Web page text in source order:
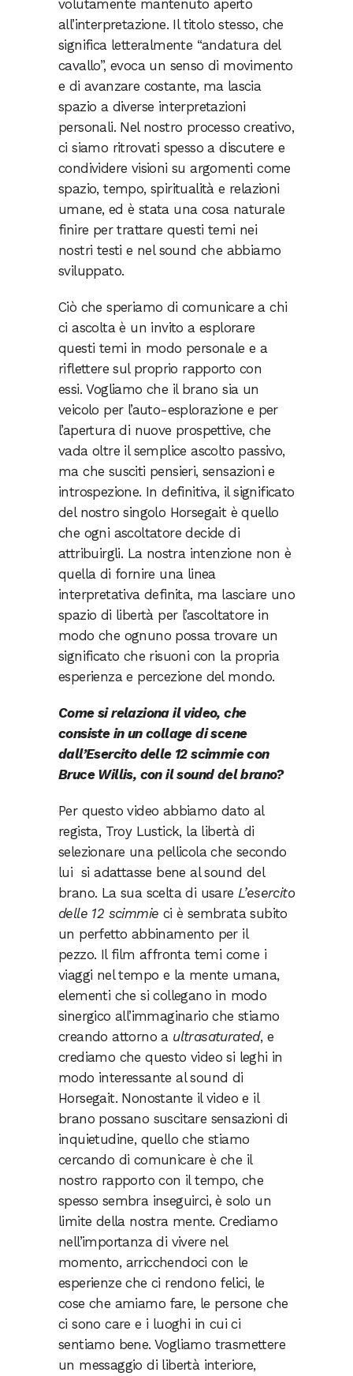
volutamente mantenuto aperto
all’interpretazione. Il titolo stesso, che
significa letteralmente “andatura del
cavallo”, evoca un senso di movimento
e di avanzare costante, ma lascia
spazio a diverse interpretazioni
personali. Nel nostro processo creativo,
ci siamo ritrovati spesso a discutere e
condividere visioni su argomenti come
spazio, tempo, spiritualità e relazioni
umane, ed è stata una cosa naturale
finire per trattare questi temi nei
nostri testi e nel sound che abbiamo
sviluppato.
Ciò che speriamo di comunicare a chi
ci ascolta è un invito a esplorare
questi temi in modo personale e a
riflettere sul proprio rapporto con
essi. Vogliamo che il brano sia un
veicolo per l’auto-esplorazione e per
l’apertura di nuove prospettive, che
vada oltre il semplice ascolto passivo,
ma che susciti pensieri, sensazioni e
introspezione. In definitiva, il significato
del nostro singolo Horsegait è quello
che ogni ascoltatore decide di
attribuirgli. La nostra intenzione non è
quella di fornire una linea
interpretativa definita, ma lasciare uno
spazio di libertà per l’ascoltatore in
modo che ognuno possa trovare un
significato che risuoni con la propria
esperienza e percezione del mondo.
Come si relaziona il video, che
consiste in un collage di scene
dall’Esercito delle 12 scimmie con
Bruce Willis, con il sound del brano?
Per questo video abbiamo dato al
regista, Troy Lustick, la libertà di
selezionare una pellicola che secondo
lui si adattasse bene al sound del
brano. La sua scelta di usare L’esercito
delle 12 scimmie ci è sembrata subito
un perfetto abbinamento per il
pezzo. Il film affronta temi come i
viaggi nel tempo e la mente umana,
elementi che si collegano in modo
sinergico all’immaginario che stiamo
creando attorno a ultrasaturated, e
crediamo che questo video si leghi in
modo interessante al sound di
Horsegait. Nonostante il video e il
brano possano suscitare sensazioni di
inquietudine, quello che stiamo
cercando di comunicare è che il
nostro rapporto con il tempo, che
spesso sembra inseguirci, è solo un
limite della nostra mente. Crediamo
nell’importanza di vivere nel
momento, arricchendoci con le
esperienze che ci rendono felici, le
cose che amiamo fare, le persone che
ci sono care e i luoghi in cui ci
sentiamo bene. Vogliamo trasmettere
un messaggio di libertà interiore,